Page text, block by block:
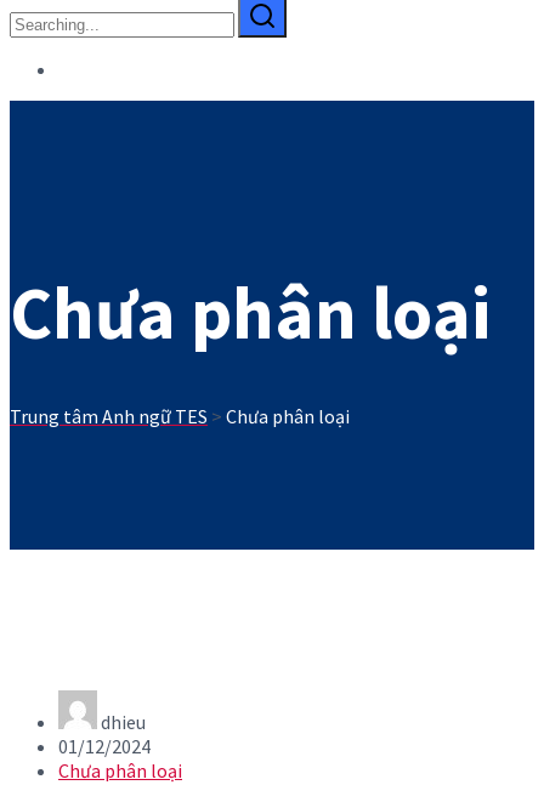
Search
for:
Chưa phân loại
Trung tâm Anh ngữ TES > Chưa phân loại
dhieu
01/12/2024
Chưa phân loại